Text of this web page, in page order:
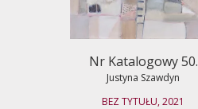
Nr Katalogowy 50.
Justyna Szawdyn
BEZ TYTUŁU, 2021